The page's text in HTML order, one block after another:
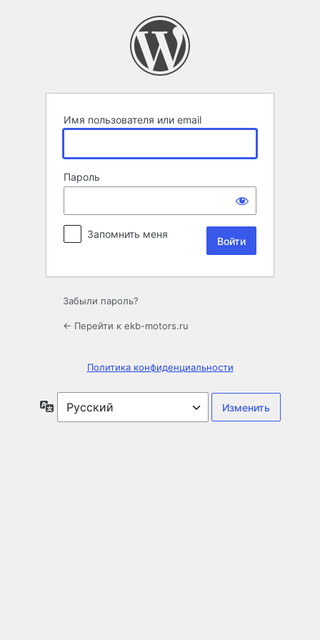
Имя пользователя или email
Пароль
Запомнить меня
Забыли пароль?
← Перейти к ekb-motors.ru
Политика конфиденциальности
Язык